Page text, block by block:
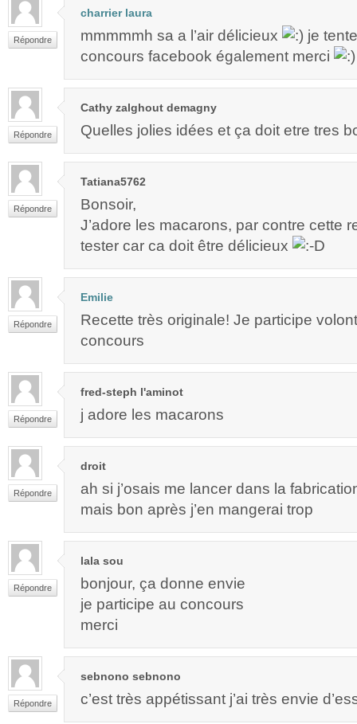
Répondre
charrier laura
mmmmmh sa a l’air délicieux
je
concours facebook également merci
Répondre
Cathy zalghout demagny
Quelles jolies idées et ça doit etre tres
Répondre
Tatiana5762
Bonsoir,
J’adore les macarons, par contre cette
tester car ca doit être délicieux
Répondre
Emilie
Recette très originale! Je participe
concours
Répondre
fred-steph l'aminot
j adore les macarons
Répondre
droit
ah si j’osais me lancer dans la
mais bon après j’en mangerai trop
Répondre
lala sou
bonjour, ça donne envie
je participe au concours
merci
Répondre
sebnono sebnono
c’est très appétissant j’ai très envie